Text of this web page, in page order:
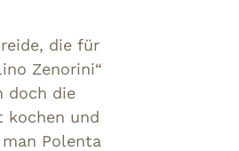
die für
Zenorini“
doch die
kochen und
Polenta